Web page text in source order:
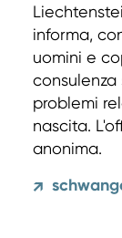
informa,
uomini e
problemi
nascita.
anonima.
↗